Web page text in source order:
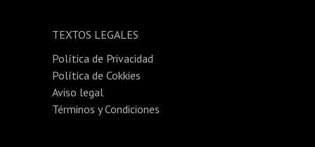
TEXTOS LEGALES
Política de Privacidad
Política de Cokkies
Aviso legal
Términos y Condiciones